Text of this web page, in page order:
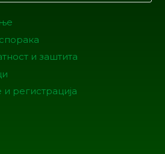
и заштита
регистрација